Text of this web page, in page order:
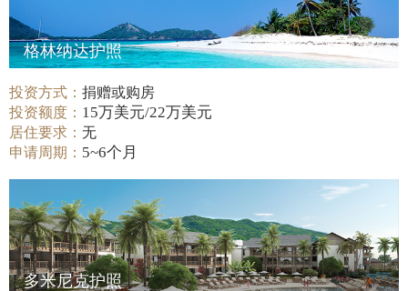
格林纳达护照
投资方式：捐赠或购房
投资额度： 15万美元/22万美元
居住要求：无
申请周期： 5~6个月
多米尼克护照